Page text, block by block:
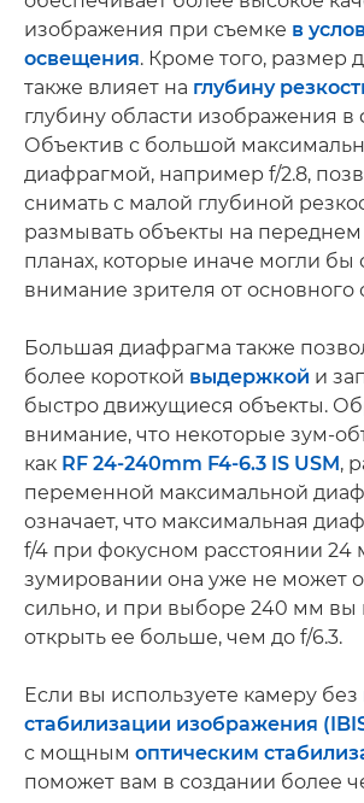
изображения при съемке в
освещения. Кроме того, размер
также влияет на глубину
глубину области изображения в
Объектив с большой
диафрагмой, например f/2.8,
снимать с малой глубиной
размывать объекты на
планах, которые иначе могли бы
внимание зрителя от основного
Большая диафрагма также
более короткой выдержкой и
быстро движущиеся объекты.
внимание, что некоторые зум-
как RF 24-240mm F4-6.3 IS USM,
переменной максимальной
означает, что максимальная
f/4 при фокусном расстоянии 24
зумировании она уже не может
сильно, и при выборе 240 мм вы
открыть ее больше, чем до f/6.3.
Если вы используете камеру без
стабилизации изображения
с мощным оптическим
поможет вам в создании более